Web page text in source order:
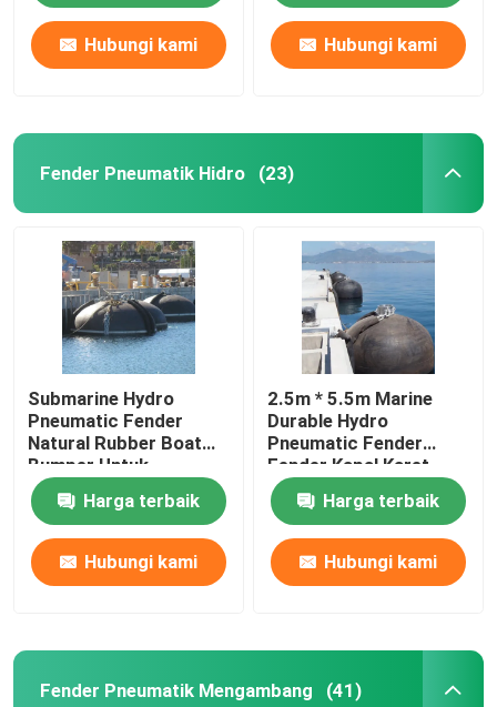
Hubungi kami Hubungi kami
Fender Pneumatik Hidro (23)
Submarine Hydro
Pneumatic Fender
Natural Rubber Boat
Bumper Untuk
Perlindungan Kapal
Harga terbaik
Hubungi kami
2.5m * 5.5m Marine
Durable Hydro
Pneumatic Fender
Fender Kapal Karet
Alam
Harga terbaik
Hubungi kami
Fender Pneumatik Mengambang (41)